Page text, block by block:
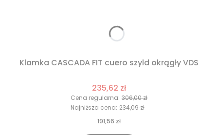
Klamka CASCADA FIT cuero szyld okrągły VDS
235,62 zł
Cena regularna: 306,00 zł
Najniższa cena: 234,09 zł
191,56 zł